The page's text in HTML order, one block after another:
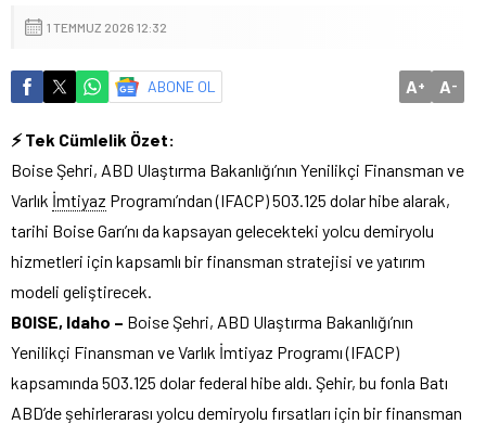
1 TEMMUZ 2026 12:32
ABONE OL A+ A-
⚡ Tek Cümlelik Özet:
Boise Şehri, ABD Ulaştırma Bakanlığı’nın Yenilikçi Finansman ve
Varlık İmtiyaz Programı’ndan (IFACP) 503.125 dolar hibe alarak,
tarihi Boise Garı’nı da kapsayan gelecekteki yolcu demiryolu
hizmetleri için kapsamlı bir finansman stratejisi ve yatırım
modeli geliştirecek.
BOISE, Idaho – Boise Şehri, ABD Ulaştırma Bakanlığı’nın
Yenilikçi Finansman ve Varlık İmtiyaz Programı (IFACP)
kapsamında 503.125 dolar federal hibe aldı. Şehir, bu fonla Batı
ABD’de şehirlerarası yolcu demiryolu fırsatları için bir finansman